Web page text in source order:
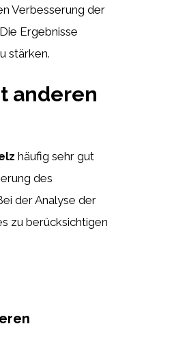
Verbesserung der
Ergebnisse
stärken.
anderen
häufig sehr gut
des
der Analyse der
zu berücksichtigen